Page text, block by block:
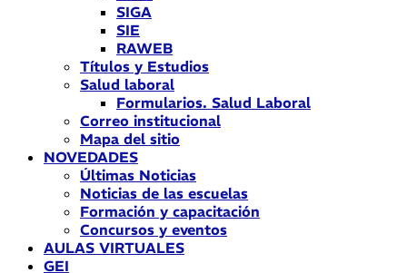
SIGA
SIE
RAWEB
Títulos y Estudios
Salud laboral
Formularios. Salud Laboral
Correo institucional
Mapa del sitio
NOVEDADES
Últimas Noticias
Noticias de las escuelas
Formación y capacitación
Concursos y eventos
AULAS VIRTUALES
GEI